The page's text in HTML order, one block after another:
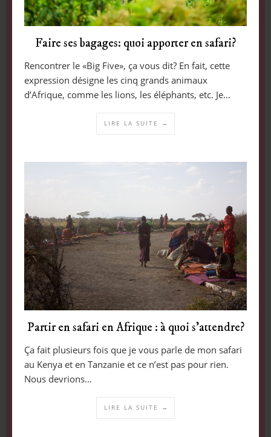
Faire ses bagages: quoi apporter en safari?
Rencontrer le «Big Five», ça vous dit? En fait, cette
expression désigne les cinq grands animaux
d’Afrique, comme les lions, les éléphants, etc. Je…
LIRE LA SUITE →
Partir en safari en Afrique : à quoi s’attendre?
Ça fait plusieurs fois que je vous parle de mon safari
au Kenya et en Tanzanie et ce n’est pas pour rien.
Nous devrions…
LIRE LA SUITE →